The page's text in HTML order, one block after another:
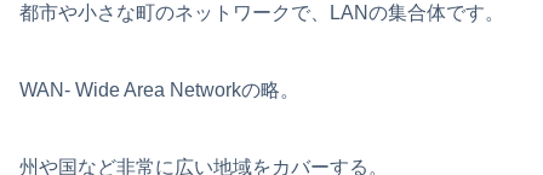
都市や小さな町のネットワークで、LANの集合体です。
WAN- Wide Area Networkの略。
州や国など非常に広い地域をカバーする。